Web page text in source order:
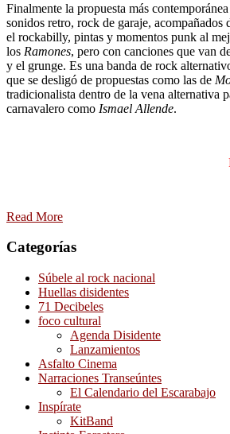
Finalmente la propuesta más
sonidos retro, rock de garaje, acompañados
el rockabilly, pintas y momentos punk al
los Ramones, pero con canciones que van
y el grunge. Es una banda de rock
que se desligó de propuestas como las de
tradicionalista dentro de la vena alternativa
carnavalero como Ismael Allende.
Read More
Categorías
Súbele al rock nacional
Huellas disidentes
71 Decibeles
foco cultural
Agenda Disidente
Lanzamientos
Asfalto Cinema
Narraciones Transeúntes
El Calendario del Escarabajo
Inspírate
KitBand